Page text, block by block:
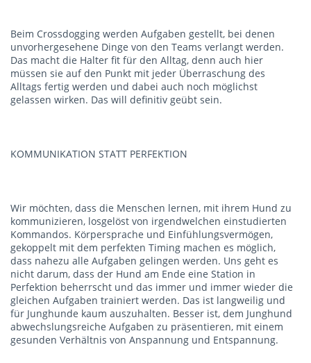
Beim Crossdogging werden Aufgaben gestellt, bei denen
unvorhergesehene Dinge von den Teams verlangt werden.
Das macht die Halter fit für den Alltag, denn auch hier
müssen sie auf den Punkt mit jeder Überraschung des
Alltags fertig werden und dabei auch noch möglichst
gelassen wirken. Das will definitiv geübt sein.
KOMMUNIKATION STATT PERFEKTION
Wir möchten, dass die Menschen lernen, mit ihrem Hund zu
kommunizieren, losgelöst von irgendwelchen einstudierten
Kommandos. Körpersprache und Einfühlungsvermögen,
gekoppelt mit dem perfekten Timing machen es möglich,
dass nahezu alle Aufgaben gelingen werden. Uns geht es
nicht darum, dass der Hund am Ende eine Station in
Perfektion beherrscht und das immer und immer wieder die
gleichen Aufgaben trainiert werden. Das ist langweilig und
für Junghunde kaum auszuhalten. Besser ist, dem Junghund
abwechslungsreiche Aufgaben zu präsentieren, mit einem
gesunden Verhältnis von Anspannung und Entspannung.